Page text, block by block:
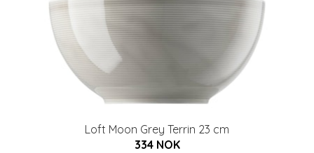
Loft Moon Grey Terrin 23 cm
334 NOK